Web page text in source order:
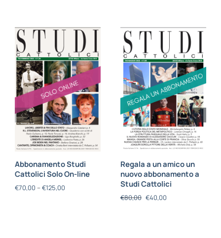
Abbonamento Studi
Cattolici Solo On-line
€70,00 – €125,00
Regala a un amico un
nuovo abbonamento a
Studi Cattolici
€80,00 €40,00